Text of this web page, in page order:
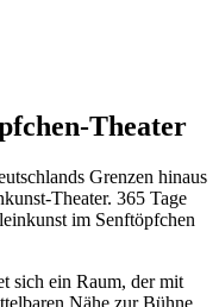
Theater
Grenzen hinaus
Theater. 365 Tage
im Senftöpfchen
sich ein Raum, der mit
Nähe zur Bühne